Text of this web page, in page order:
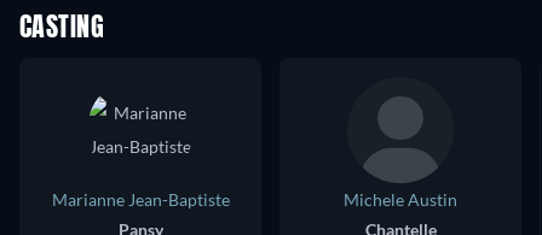
CASTING
Marianne Jean-Baptiste
Pansy
Michele Austin
Chantelle